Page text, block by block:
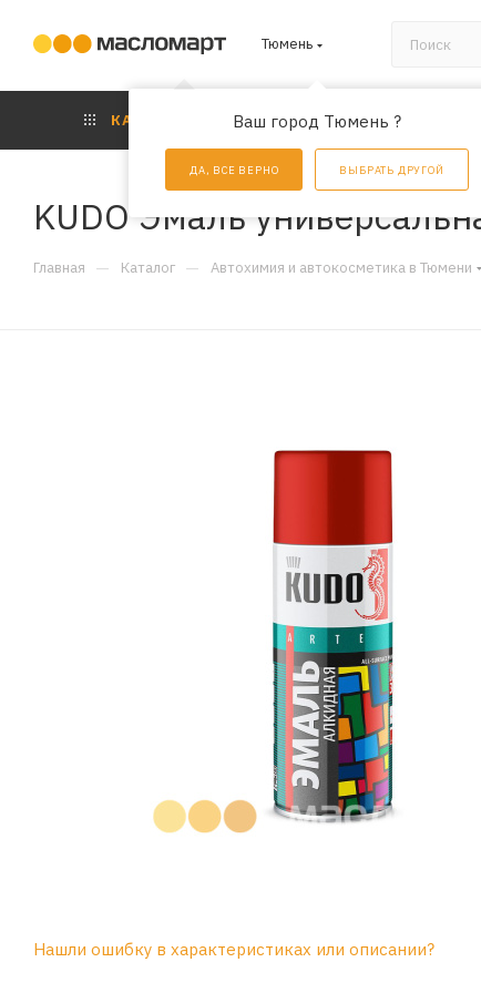
Тюмень
Ваш город Тюмень ?
ДА, ВСЕ ВЕРНО ВЫБРАТЬ ДРУГОЙ
КАТАЛОГ АКЦИИ
KUDO Эмаль
Главная — Каталог — Автохимия и автокосметика в Тюмени
Нашли ошибку в характеристиках или описании?